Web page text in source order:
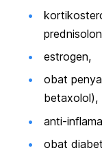
estrogen,
obat
betaxolol),
anti-
obat